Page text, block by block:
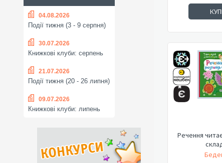
04.08.2026
Події тижня (3 - 9 серпня)
30.07.2026
Книжкові клуби: серпень
21.07.2026
Події тижня (20 - 26 липня)
09.07.2026
Книжкові клуби: липень
Речення